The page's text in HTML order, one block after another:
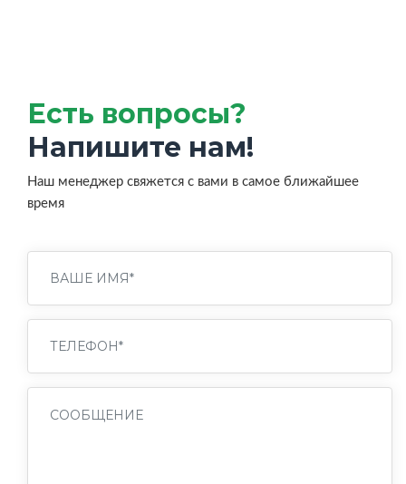
Есть вопросы?
Напишите нам!
Наш менеджер свяжется с вами в самое ближайшее
время